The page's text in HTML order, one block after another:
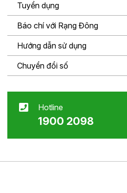
Tuyển dụng
Báo chí với Rạng Đông
Hướng dẫn sử dụng
Chuyển đổi số
Hotline
1900 2098